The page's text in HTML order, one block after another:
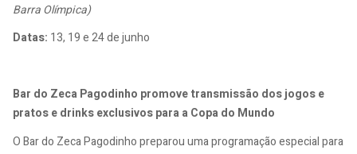
Barra Olímpica)
Datas: 13, 19 e 24 de junho
Bar do Zeca Pagodinho promove transmissão dos jogos e
pratos e drinks exclusivos para a Copa do Mundo
O Bar do Zeca Pagodinho preparou uma programação especial para